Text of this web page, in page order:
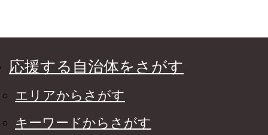
応援する自治体をさがす
エリアからさがす
キーワードからさがす